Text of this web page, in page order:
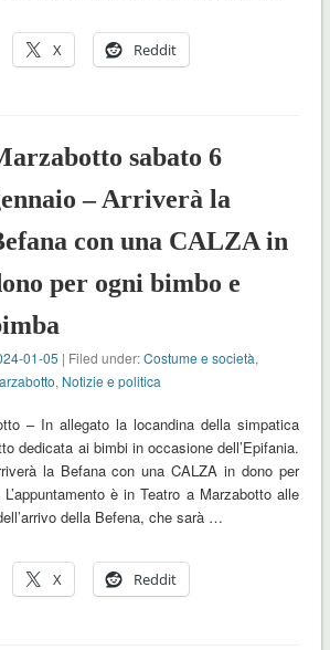
X Reddit
sabato 6
– Arriverà la
con una CALZA in
per ogni bimbo e
01-05 | Filed under:Costume e società,
, Notizie e politica
– In allegato la locandina della simpatica
dedicata ai bimbi in occasione dell’Epifania.
la Befana con una CALZA in dono per
è in Teatro a Marzabotto alle
della Befena, che sarà …
X Reddit